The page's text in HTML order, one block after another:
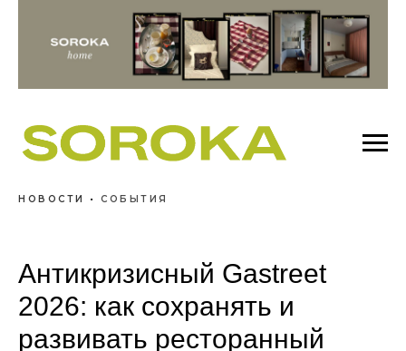
НОВОСТИ • СОБЫТИЯ
Антикризисный Gastreet
2026: как сохранять и
развивать ресторанный